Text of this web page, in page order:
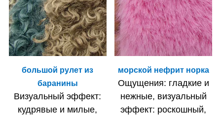
большой рулет из
баранины
Визуальный эффект:
кудрявые и милые,
морской нефрит норка
Ощущения: гладкие и
нежные, визуальный
эффект: роскошный,